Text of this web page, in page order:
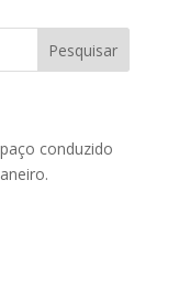
conduzido